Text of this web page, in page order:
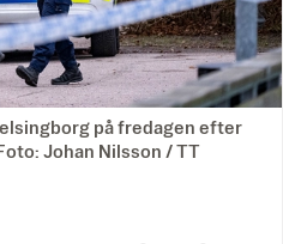
på fredagen efter
Johan Nilsson / TT